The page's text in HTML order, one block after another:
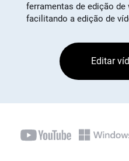
ferramentas de edição
facilitando a edição de
Editar